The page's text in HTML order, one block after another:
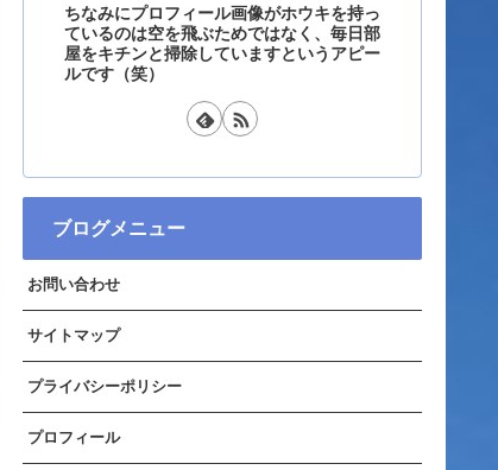
ちなみにプロフィール画像がホウキを持っ
ているのは空を飛ぶためではなく、毎日部
屋をキチンと掃除していますというアピー
ルです（笑）
ブログメニュー
お問い合わせ
サイトマップ
プライバシーポリシー
プロフィール